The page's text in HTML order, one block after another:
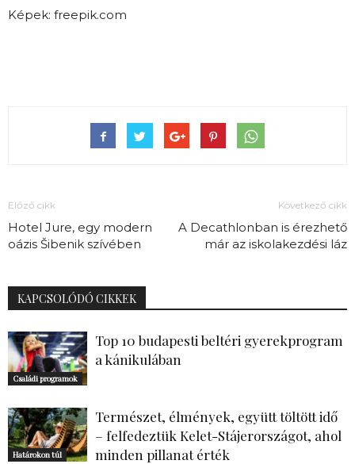
Képek: freepik.com
Előző cikk
Hotel Jure, egy modern
oázis Šibenik szívében
Következő cikk
A Decathlonban is érezhető
már az iskolakezdési láz
KAPCSOLÓDÓ CIKKEK
Családi programok
Top 10 budapesti beltéri gyerekprogram
a kánikulában
Határokon túl
Természet, élmények, együtt töltött idő
– felfedeztük Kelet-Stájerországot, ahol
minden pillanat érték